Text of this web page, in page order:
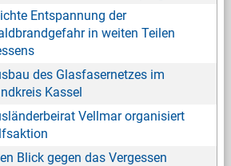
Entspannung der
in weiten Teilen
des Glasfasernetzes im
Kassel
Vellmar organisiert
Blick gegen das Vergessen